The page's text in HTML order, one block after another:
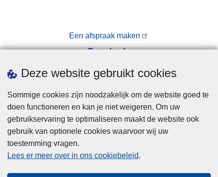
Deze website gebruikt cookies
Sommige cookies zijn noodzakelijk om de website goed te
doen functioneren en kan je niet weigeren. Om uw
gebruikservaring te optimaliseren maakt de website ook
gebruik van optionele cookies waarvoor wij uw
toestemming vragen.
Lees er meer over in ons cookiebeleid.
Een afspraak maken
Downloads
Privacy